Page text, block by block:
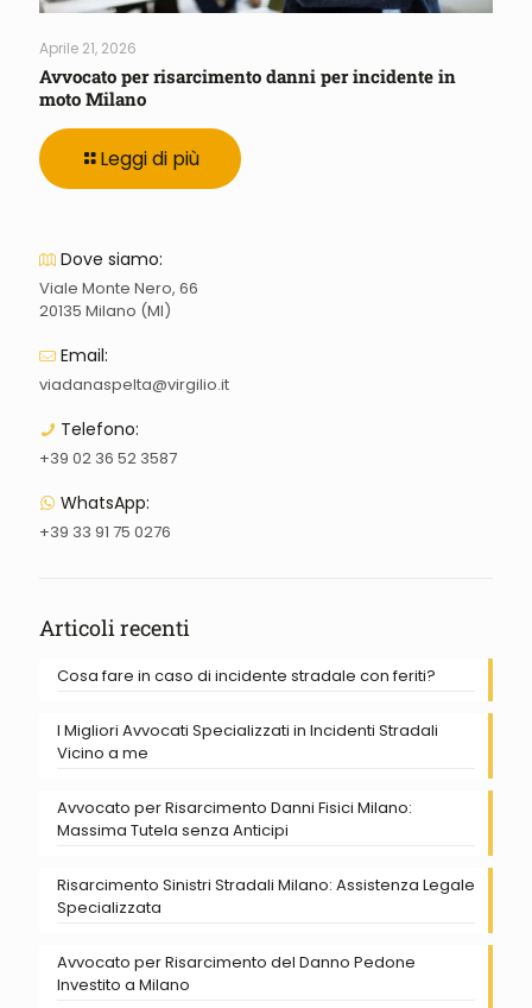
Aprile 21, 2026
Avvocato per risarcimento danni per incidente in
moto Milano
Leggi di più
Dove siamo:
Viale Monte Nero, 66
20135 Milano (MI)
Email:
viadanaspelta@virgilio.it
Telefono:
+39 02 36 52 3587
WhatsApp:
+39 33 91 75 0276
Articoli recenti
Cosa fare in caso di incidente stradale con feriti?
I Migliori Avvocati Specializzati in Incidenti Stradali
Vicino a me
Avvocato per Risarcimento Danni Fisici Milano:
Massima Tutela senza Anticipi
Risarcimento Sinistri Stradali Milano: Assistenza Legale
Specializzata
Avvocato per Risarcimento del Danno Pedone
Investito a Milano